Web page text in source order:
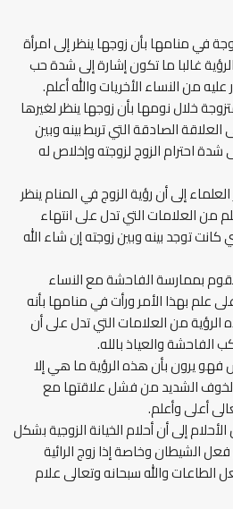
في منامها بأن زوجها ينظر إلى امرأة
غالبا ما تكون إشارة إلى شدة حب
عليه من النساء الأخريات والله أعلم.
خلال نومها بأن زوجها ينظر لغيرها
العلاقة الصادقة التي تربط بينه وبين
شدة احترام الزوج لزوجته وإخلاص له
إلى أن رؤية الزوج في المنام ينظر
من العلامات التي تدل على انتهاء
كانت توجد بينه وبين زوجته إن شاء الله
يقوم بممارسة الفاحشة مع النساء
علم بهذا الأمر ورأت في منامها بأنه
الرؤية من العلامات التي تدل على أن
الفاحشة والعياذ بالله.
فهو يرون بأن هذه الرؤية ما هي إلا
الشديد من فشل علاقتها مع
أعلى وأعلم.
إلى أن أحلام الخيانة الزوجية بشكل
الشيطان وخاصة إذا زوج الرائية
والله سبحانه وتعالى علام